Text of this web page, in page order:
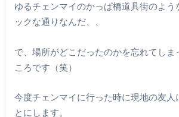
ゆるチェンマイのかっぱ橋道具街のよう
ックな通りなんだ、、
で、場所がどこだったのかを忘れてしま
ころです（笑）
今度チェンマイに行った時に現地の友人
とにします。